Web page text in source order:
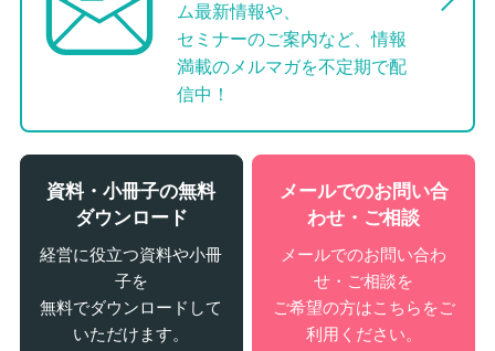
ム最新情報や、
セミナーのご案内など、情報
満載のメルマガを不定期で配
信中！
資料・小冊子の無料
ダウンロード
経営に役立つ資料や小冊
子を
無料でダウンロードして
いただけます。
メールでのお問い合
わせ・ご相談
メールでのお問い合わ
せ・ご相談を
ご希望の方はこちらをご
利用ください。